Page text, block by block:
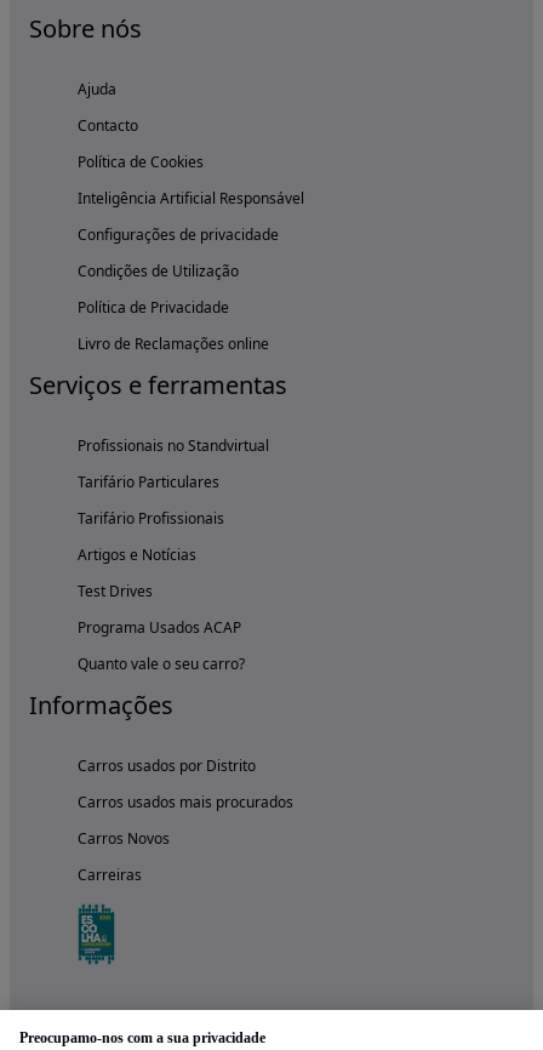
Sobre nós
Ajuda
Contacto
Política de Cookies
Inteligência Artificial Responsável
Configurações de privacidade
Condições de Utilização
Política de Privacidade
Livro de Reclamações online
Serviços e ferramentas
Profissionais no Standvirtual
Tarifário Particulares
Tarifário Profissionais
Artigos e Notícias
Test Drives
Programa Usados ACAP
Quanto vale o seu carro?
Informações
Carros usados por Distrito
Carros usados mais procurados
Carros Novos
Carreiras
Preocupamo-nos com a sua privacidade